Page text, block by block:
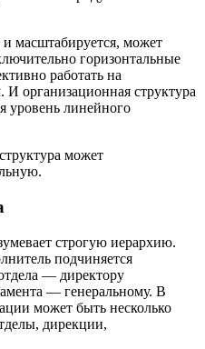
масштабируется, может
горизонтальные
работать на
И организационная структура
уровень линейного
может
строгую иерархию.
подчиняется
— директору
— генеральному. В
может быть несколько
дирекции,